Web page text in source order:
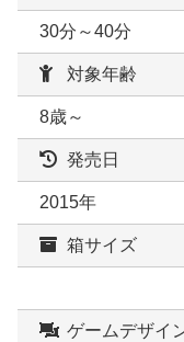
30分～40分
対象年齢
8歳～
発売日
2015年
箱サイズ
ゲームデザイ